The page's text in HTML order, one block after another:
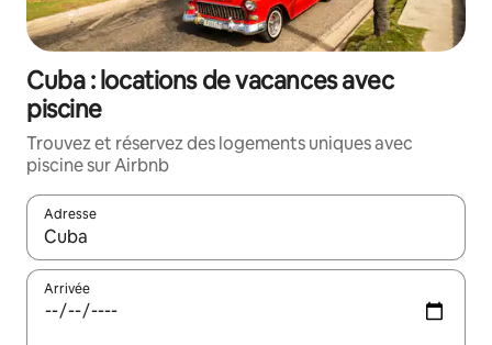
Cuba : locations de vacances avec
piscine
Trouvez et réservez des logements uniques avec
piscine sur Airbnb
Adresse
Lorsque les résultats s'affichent, utilisez les flèches vers le
Arrivée